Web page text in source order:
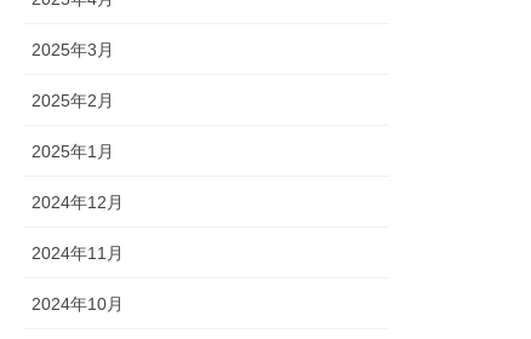
2025年3月
2025年2月
2025年1月
2024年12月
2024年11月
2024年10月